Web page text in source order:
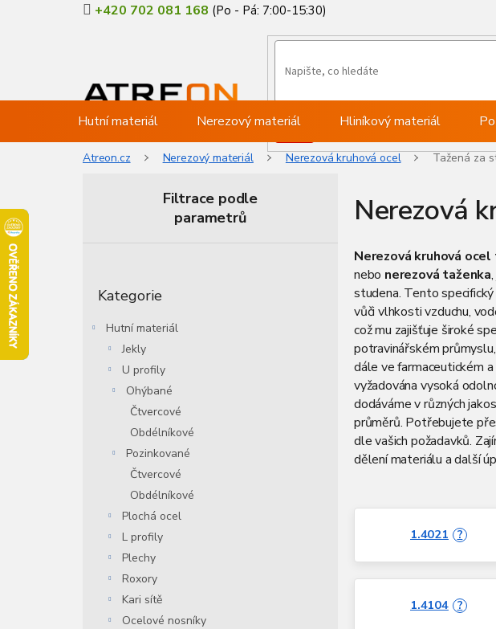
+420 702 081 168
Hutní materiál Nerezový materiál Hliníkový materiál
Atreon.cz Nerezový materiál Nerezová kruhová ocel Tažená za
Filtrace podle
parametrů
kategorie
Kategorie
Hutní materiál
Jekly
U profily
Ohýbané
Čtvercové
Obdélníkové
Pozinkované
Čtvercové
Obdélníkové
Plochá ocel
L profily
Plechy
Roxory
Kari sítě
Ocelové nosníky
Nerezová
Nerezová kruhová ocel
nebo nerezová taženka
studena. Tento
vůči vlhkosti vzduchu,
což mu zajišťuje široké
potravinářském
dále ve farmaceutickém
vyžadována vysoká
dodáváme v různých
průměrů. Potřebujete
dle vašich požadavků.
dělení materiálu a další
1.4021 ?
1.4104 ?